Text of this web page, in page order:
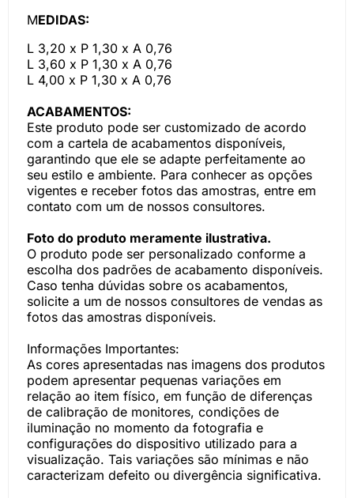
MEDIDAS:
L 3,20 x P 1,30 x A 0,76
L 3,60 x P 1,30 x A 0,76
L 4,00 x P 1,30 x A 0,76
ACABAMENTOS:
Este produto pode ser customizado de acordo
com a cartela de acabamentos disponíveis,
garantindo que ele se adapte perfeitamente ao
seu estilo e ambiente. Para conhecer as opções
vigentes e receber fotos das amostras, entre em
contato com um de nossos consultores.
Foto do produto meramente ilustrativa.
O produto pode ser personalizado conforme a
escolha dos padrões de acabamento disponíveis.
Caso tenha dúvidas sobre os acabamentos,
solicite a um de nossos consultores de vendas as
fotos das amostras disponíveis.
Informações Importantes:
As cores apresentadas nas imagens dos produtos
podem apresentar pequenas variações em
relação ao item físico, em função de diferenças
de calibração de monitores, condições de
iluminação no momento da fotografia e
configurações do dispositivo utilizado para a
visualização. Tais variações são mínimas e não
caracterizam defeito ou divergência significativa.